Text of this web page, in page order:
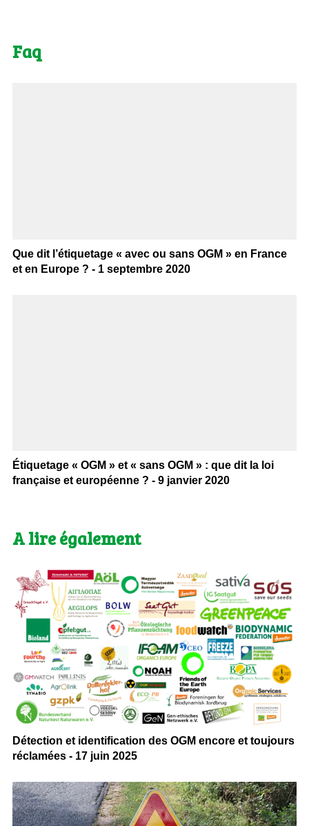
Faq
Que dit l’étiquetage « avec ou sans OGM » en France
et en Europe ? - 1 septembre 2020
Étiquetage « OGM » et « sans OGM » : que dit la loi
française et européenne ? - 9 janvier 2020
A lire également
Détection et identification des OGM encore et toujours
réclamées - 17 juin 2025